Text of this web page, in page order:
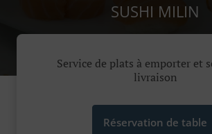
SUSHI MILIN
Service de plats à emporter et
livraison
Réservation de table